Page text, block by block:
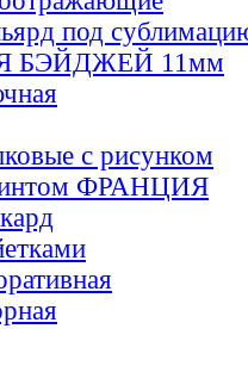
под
БЭЙДЖЕЙ 11мм
с рисунком
ФРАНЦИЯ